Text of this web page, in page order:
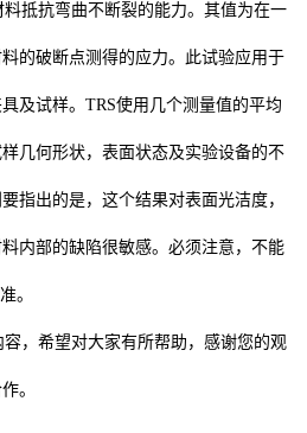
抵抗弯曲不断裂的能力。其值为在一
的破断点测得的应力。此试验应用于
及试样。TRS使用几个测量值的平均
几何形状，表面状态及实验设备的不
指出的是，这个结果对表面光洁度，
内部的缺陷很敏感。必须注意，不能
。
，希望对大家有所帮助，感谢您的观
。